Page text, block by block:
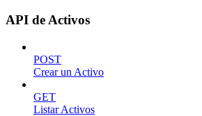
API de Activos
POST
Crear un Activo
GET
Listar Activos